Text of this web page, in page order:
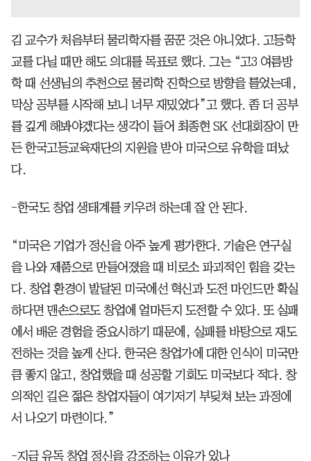
김 교수가 처음부터 물리학자를 꿈꾼 것은 아니었다. 고등학
교를 다닐 때만 해도 의대를 목표로 했다. 그는 “고3 여름방
학 때 선생님의 추천으로 물리학 진학으로 방향을 틀었는데,
막상 공부를 시작해 보니 너무 재밌었다”고 했다. 좀 더 공부
를 깊게 해봐야겠다는 생각이 들어 최종현 SK 선대회장이 만
든 한국고등교육재단의 지원을 받아 미국으로 유학을 떠났
다.
-한국도 창업 생태계를 키우려 하는데 잘 안 된다.
“미국은 기업가 정신을 아주 높게 평가한다. 기술은 연구실
을 나와 제품으로 만들어졌을 때 비로소 파괴적인 힘을 갖는
다. 창업 환경이 발달된 미국에선 혁신과 도전 마인드만 확실
하다면 맨손으로도 창업에 얼마든지 도전할 수 있다. 또 실패
에서 배운 경험을 중요시하기 때문에, 실패를 바탕으로 재도
전하는 것을 높게 산다. 한국은 창업가에 대한 인식이 미국만
큼 좋지 않고, 창업했을 때 성공할 기회도 미국보다 적다. 창
의적인 길은 젊은 창업자들이 여기저기 부딪쳐 보는 과정에
서 나오기 마련이다.”
-지금 유독 창업 정신을 강조하는 이유가 있나